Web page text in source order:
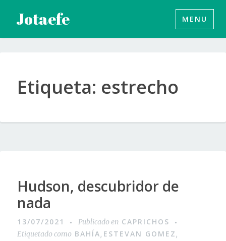
contenido
Jotaefe MENU
Etiqueta: estrecho
Hudson, descubridor de
nada
13/07/2021 Publicado en CAPRICHOS
Etiquetado como BAHÍA, ESTEVAN GOMEZ,